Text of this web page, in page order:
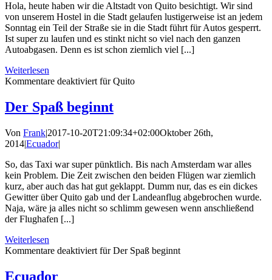
Hola, heute haben wir die Altstadt von Quito besichtigt. Wir sind
von unserem Hostel in die Stadt gelaufen lustigerweise ist an jedem
Sonntag ein Teil der Straße sie in die Stadt führt für Autos gesperrt.
Ist super zu laufen und es stinkt nicht so viel nach den ganzen
Autoabgasen. Denn es ist schon ziemlich viel [...]
Weiterlesen
Kommentare deaktiviert für Quito
Der Spaß beginnt
Von Frank|2017-10-20T21:09:34+02:00Oktober 26th,
2014|Ecuador|
So, das Taxi war super pünktlich. Bis nach Amsterdam war alles
kein Problem. Die Zeit zwischen den beiden Flügen war ziemlich
kurz, aber auch das hat gut geklappt. Dumm nur, das es ein dickes
Gewitter über Quito gab und der Landeanflug abgebrochen wurde.
Naja, wäre ja alles nicht so schlimm gewesen wenn anschließend
der Flughafen [...]
Weiterlesen
Kommentare deaktiviert für Der Spaß beginnt
Ecuador